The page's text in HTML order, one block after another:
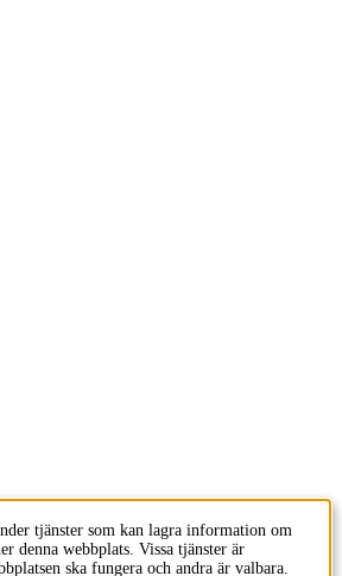
tjänster som kan lagra information om
denna webbplats. Vissa tjänster är
ska fungera och andra är valbara.